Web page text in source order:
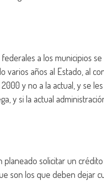
a los municipios
varios años al Estado, al
y no a la actual, y se
y si la actual
solicitar un
son los que deben dejar